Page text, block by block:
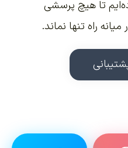
تا هیچ پرسشی
راه تنها نماند.